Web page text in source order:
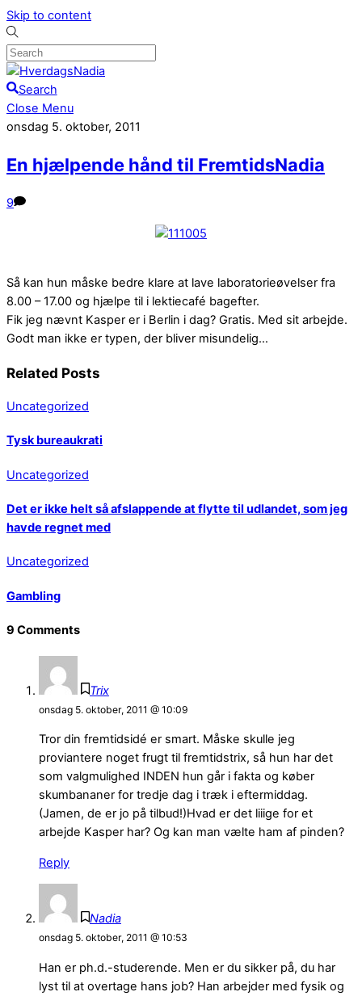
Skip to content
Search
Close Menu
onsdag 5. oktober, 2011
En hjælpende hånd til FremtidsNadia
9
Så kan hun måske bedre klare at lave laboratorieøvelser fra
8.00 – 17.00 og hjælpe til i lektiecafé bagefter.
Fik jeg nævnt Kasper er i Berlin i dag? Gratis. Med sit arbejde.
Godt man ikke er typen, der bliver misundelig…
Related Posts
Uncategorized
Tysk bureaukrati
Uncategorized
Det er ikke helt så afslappende at flytte til udlandet, som jeg
havde regnet med
Uncategorized
Gambling
9 Comments
Trix
onsdag 5. oktober, 2011 @ 10:09
Tror din fremtidsidé er smart. Måske skulle jeg
proviantere noget frugt til fremtidstrix, så hun har det
som valgmulighed INDEN hun går i fakta og køber
skumbananer for tredje dag i træk i eftermiddag.
(Jamen, de er jo på tilbud!)Hvad er det liiige for et
arbejde Kasper har? Og kan man vælte ham af pinden?
Reply
Nadia
onsdag 5. oktober, 2011 @ 10:53
Han er ph.d.-studerende. Men er du sikker på, du har
lyst til at overtage hans job? Han arbejder med fysik og